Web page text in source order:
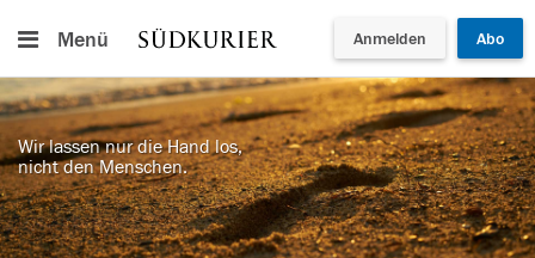
Menü Anmelden Abo
Wir lassen nur die Hand los,
nicht den Menschen.